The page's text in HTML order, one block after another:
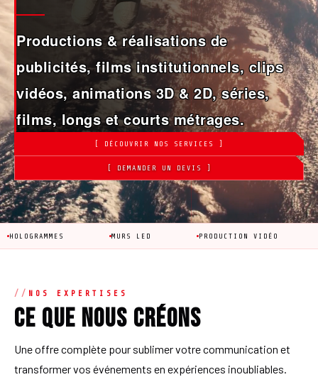
Productions & réalisations de
publicités, films institutionnels, clips
vidéos, animations 3D & 2D, séries,
films, longs et courts métrages.
[ DÉCOUVRIR NOS SERVICES ]
[ DEMANDER UN DEVIS ]
MURS LED PRODUCTION VIDÉO ANIMATION
NOS EXPERTISES
Ce que nous créons
Une offre complète pour sublimer votre communication et
transformer vos événements en expériences inoubliables.